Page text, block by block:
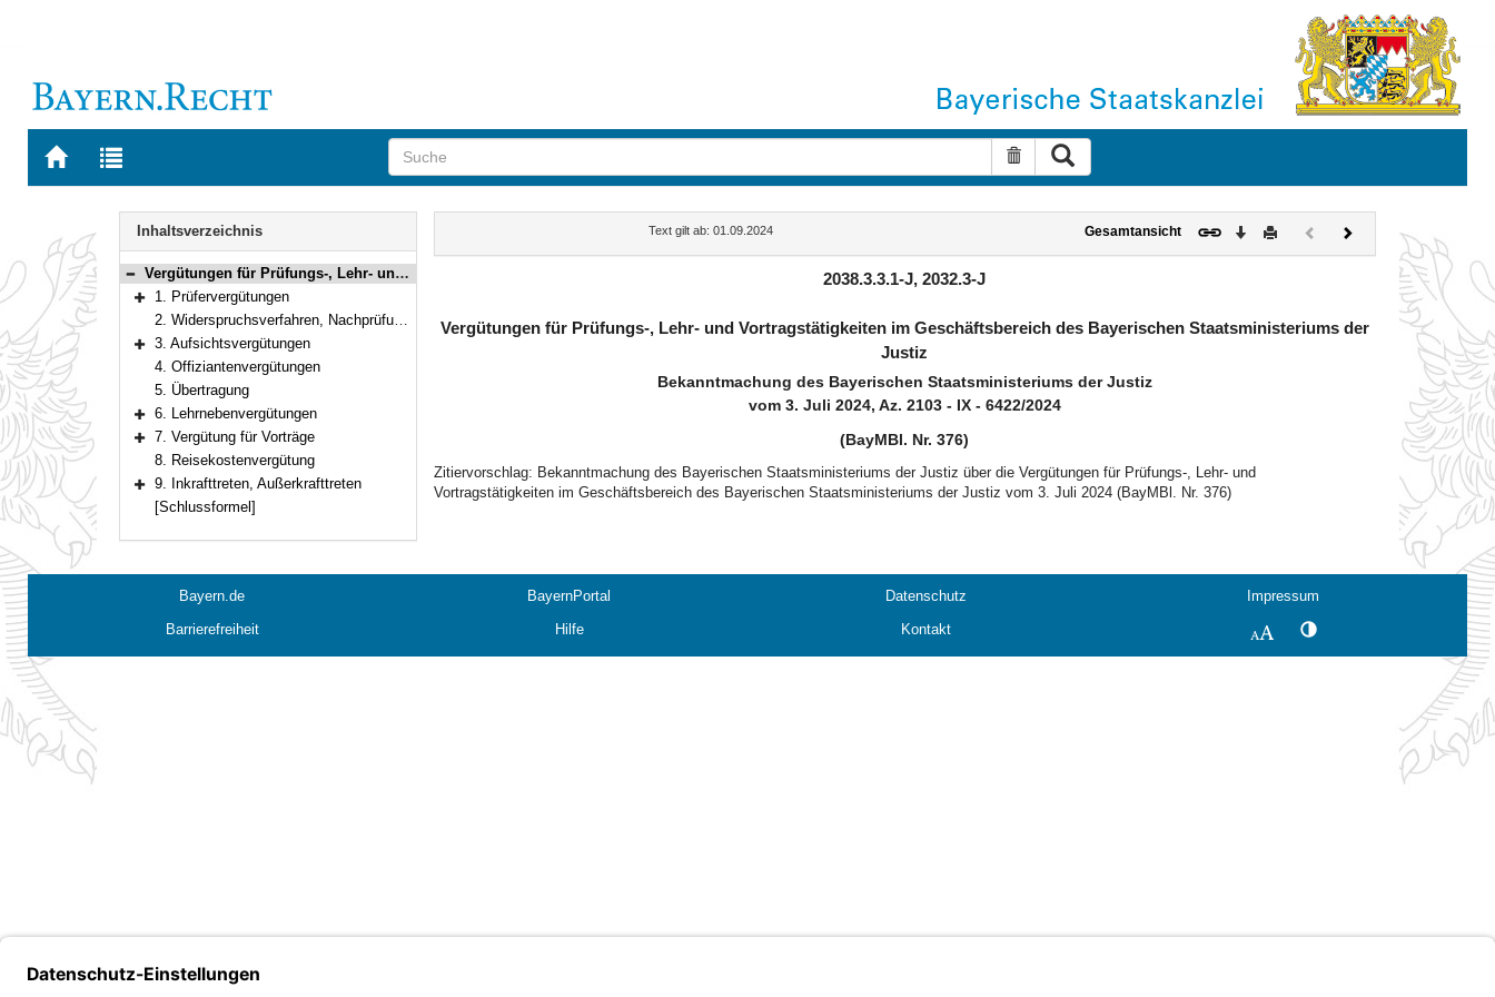
Zur
BAYERN.RECHT
Zur
letzten
Suche zurücksetzen
Navigation
Inhaltsverzeichnis
Bereich reduzieren
Vergütungen für Prüfungs-, Lehr- und Vortragstätigkeiten im Geschäftsbereich des Bayerischen Staatsministeriums der Justiz
Bereich erweitern
1. Prüfervergütungen
2. Widerspruchsverfahren, Nachprüfungsverfahren und verwaltungsgerichtliche Verfahren
Bereich erweitern
3. Aufsichtsvergütungen
4. Offiziantenvergütungen
5. Übertragung
Bereich erweitern
6. Lehrnebenvergütungen
Bereich erweitern
7. Vergütung für Vorträge
8. Reisekostenvergütung
Bereich erweitern
9. Inkrafttreten, Außerkrafttreten
[Schlussformel]
Text gilt ab: 01.09.2024 Gesamtansicht Download
DruckenVorherigesNächstes
Dokument
2038.3.3.1-J, 2032.3-J
Vergütungen für Prüfungs-, Lehr- und Vortragstätigkeiten im Geschäftsbereich des Bayerischen Staatsministeriums der
Justiz
Bekanntmachung des Bayerischen Staatsministeriums der Justiz
vom 3. Juli 2024, Az. 2103 - IX - 6422/2024
(BayMBl. Nr. 376)
Zitiervorschlag: Bekanntmachung des Bayerischen Staatsministeriums der Justiz über die Vergütungen für Prüfungs-, Lehr- und
Vortragstätigkeiten im Geschäftsbereich des Bayerischen Staatsministeriums der Justiz vom 3. Juli 2024 (BayMBl. Nr. 376)
Bayern.de BayernPortal Datenschutz
Impressum
Barrierefreiheit
Hilfe Kontakt SchriftgrößeKontrastwechsel